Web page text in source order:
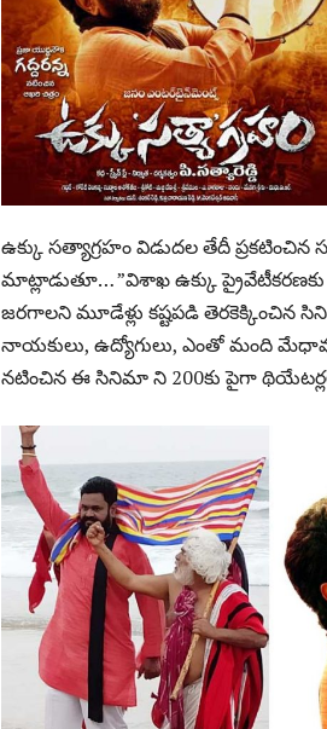
ఉక్కు సత్యాగ్రహం విడుదల తేదీ ప్రకటించిన
మాట్లాడుతూ… ”విశాఖ ఉక్కు
జరగాలని మూడేళ్లు కష్టపడి తెరకెక్కించిన
నాయకులు, ఉద్యోగులు, ఎంతో మంది
నటించిన ఈ సినిమా ని 200కు పైగా